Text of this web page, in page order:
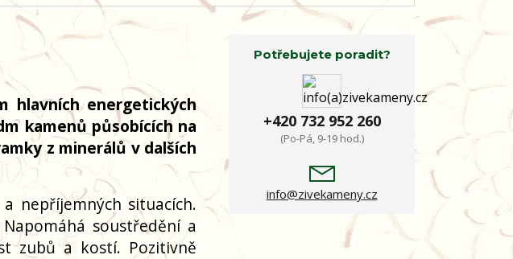
hlavních energetických
kamenů působících na
z minerálů v dalších
nepříjemných situacích.
soustředění a
zubů a kostí. Pozitivně
Potřebujete poradit?
+420 732 952 260
(Po-Pá, 9-19 hod.)
info@zivekameny.cz